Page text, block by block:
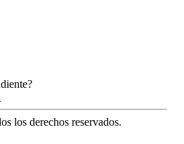
los derechos reservados.